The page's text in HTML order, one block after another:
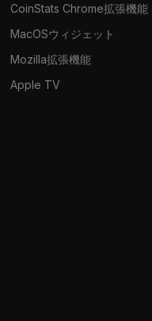
CoinStats Chrome拡張機能
MacOSウィジェット
Mozilla拡張機能
Apple TV